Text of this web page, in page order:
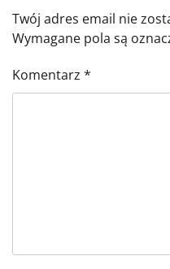
Twój adres email nie
Wymagane pola są
Komentarz *